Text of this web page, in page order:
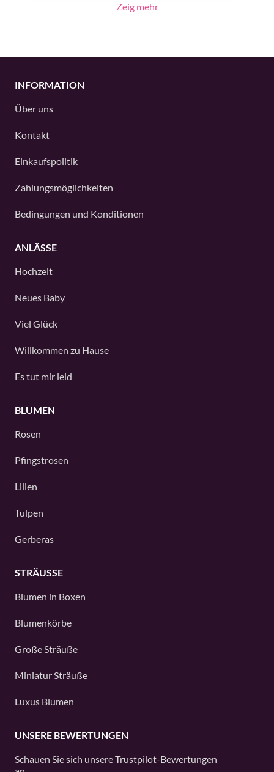
Zeig mehr
INFORMATION
Über uns
Kontakt
Einkaufspolitik
Zahlungsmöglichkeiten
Bedingungen und Konditionen
ANLÄSSE
Hochzeit
Neues Baby
Viel Glück
Willkommen zu Hause
Es tut mir leid
BLUMEN
Rosen
Pfingstrosen
Lilien
Tulpen
Gerberas
STRÄUSSE
Blumen in Boxen
Blumenkörbe
Große Sträuße
Miniatur Sträuße
Luxus Blumen
UNSERE BEWERTUNGEN
Schauen Sie sich unsereTrustpilot-Bewertungen